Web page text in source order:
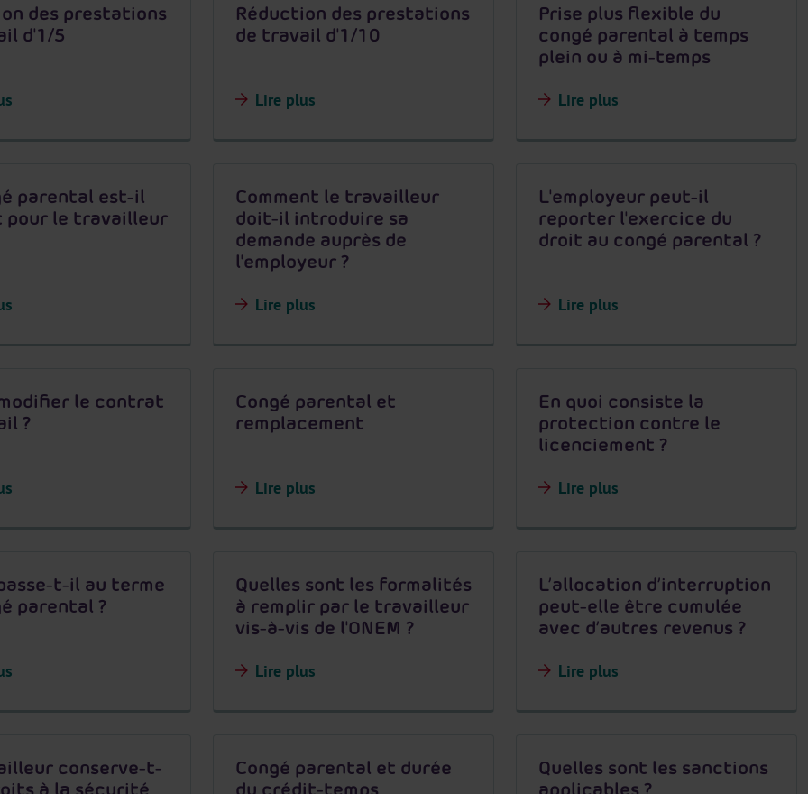
des prestations
d'1/5
Réduction des prestations
de travail d'1/10
Lire plus
Prise plus flexible du
congé parental à temps
plein ou à mi-temps
Lire plus
parental est-il
pour le travailleur
Comment le travailleur
doit-il introduire sa
demande auprès de
l'employeur ?
Lire plus
L'employeur peut-il
reporter l'exercice du
droit au congé parental ?
Lire plus
le contrat
?
Congé parental et
remplacement
Lire plus
En quoi consiste la
protection contre le
licenciement ?
Lire plus
t-il au terme
parental ?
Quelles sont les formalités
à remplir par le travailleur
vis-à-vis de l'ONEM ?
Lire plus
L’allocation d’interruption
peut-elle être cumulée
avec d’autres revenus ?
Lire plus
conserve-t-
à la sécurité
Congé parental et durée
du crédit-temps
Quelles sont les sanctions
applicables ?